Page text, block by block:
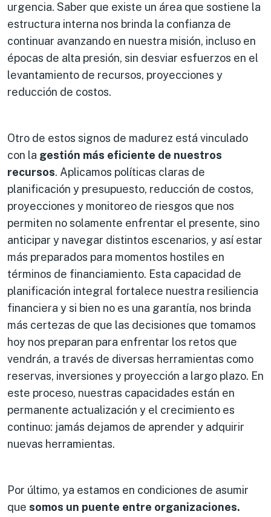
urgencia. Saber que existe un área que sostiene la
estructura interna nos brinda la confianza de
continuar avanzando en nuestra misión, incluso en
épocas de alta presión, sin desviar esfuerzos en el
levantamiento de recursos, proyecciones y
reducción de costos.
Otro de estos signos de madurez está vinculado
con la gestión más eficiente de nuestros
recursos. Aplicamos políticas claras de
planificación y presupuesto, reducción de costos,
proyecciones y monitoreo de riesgos que nos
permiten no solamente enfrentar el presente, sino
anticipar y navegar distintos escenarios, y así estar
más preparados para momentos hostiles en
términos de financiamiento. Esta capacidad de
planificación integral fortalece nuestra resiliencia
financiera y si bien no es una garantía, nos brinda
más certezas de que las decisiones que tomamos
hoy nos preparan para enfrentar los retos que
vendrán, a través de diversas herramientas como
reservas, inversiones y proyección a largo plazo. En
este proceso, nuestras capacidades están en
permanente actualización y el crecimiento es
continuo: jamás dejamos de aprender y adquirir
nuevas herramientas.
Por último, ya estamos en condiciones de asumir
que somos un puente entre organizaciones.